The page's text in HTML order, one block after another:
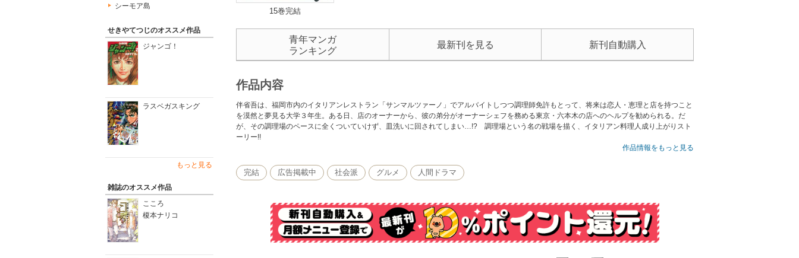
シーモア島
せきやてつじのオススメ作品
ジャンゴ！
ラスベガスキング
もっと見る
雑誌のオススメ作品
こころ
榎本ナリコ
15巻完結
青年マンガ
ランキング
最新刊を見る 新刊自動購入
作品内容
伴省吾は、福岡市内のイタリアンレストラン「サンマルツァーノ」でアルバイトしつつ調理師免許もとって、将来は恋人・恵理と店を持つこと
を漠然と夢見る大学３年生。ある日、店のオーナーから、彼の弟分がオーナーシェフを務める東京・六本木の店へのヘルプを勧められる。だ
が、その調理場のペースに全くついていけず、皿洗いに回されてしまい…!? 調理場という名の戦場を描く、イタリアン料理人成り上がりスト
ーリー!!
作品情報をもっと見る
完結 広告掲載中 社会派 グルメ 人間ドラマ